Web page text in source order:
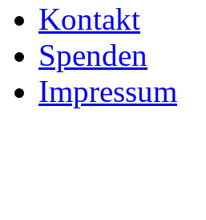
Kontakt
Spenden
Impressum